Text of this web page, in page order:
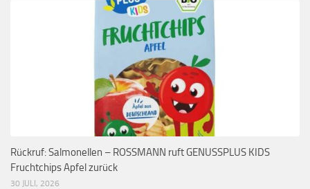
Rückruf: Salmonellen – ROSSMANN ruft GENUSSPLUS KIDS
Fruchtchips Apfel zurück
30 JULI, 2026